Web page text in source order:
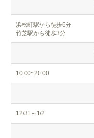
浜松町駅から徒歩6分
竹芝駅から徒歩3分
10:00~20:00
12/31～1/2